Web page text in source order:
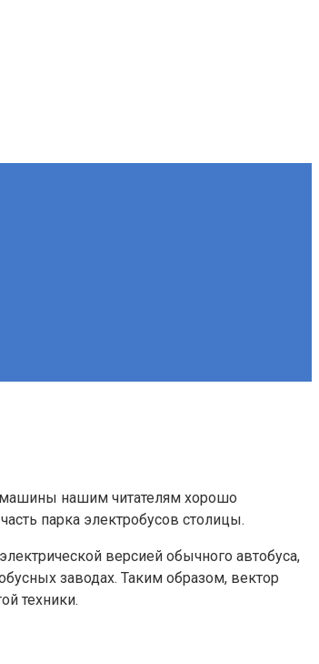
нашим читателям хорошо
парка электробусов столицы.
версией обычного автобуса,
заводах. Таким образом, вектор
техники.